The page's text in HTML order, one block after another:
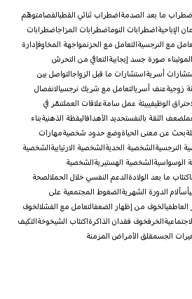
ما بعد الصدمة اضطراب ثنائي القطبالفصامتوهّم
الإباحية اضطرابات النوماضطرابات المزاجاضطرابات
مع النرجسية التعامل مع الحزنمواجهة المخاوفإدارة
بناء صورة جسد إيجابية التعافي من التحرش
أسرية استشارات ما قبل الزواجالتواصل بين
زوجيةعنف أسريالتعامل مع شريك نرجسيالانفصال
الوظيفيبيئة عمل سامةعلاقات العملتنمّر في
ضعف الثقة بالنفستحديد الأهدافاليقظة الذهنيةبناء
بحث عن معنى الحياةوضع حدود شخصيةمهارات
النرجسية الشخصية الحدية الشخصية الارتيابية الشخصية
الوسواسية الشخصية الهستيرية الشخصية
اكتئاب ما بعد الولادة الدعم النفسي خلال الحملالصحة
آلام الدورة الشهرية الضغوط المجتمعية على
العاطفيالخوف من إظهار الضعفالتعامل مع الفشلالخوف
الخرفخوف فقدان الذاكرة اكتئاب الشيخوخة التكيف
الجسمقلق الأمراض المزمنة